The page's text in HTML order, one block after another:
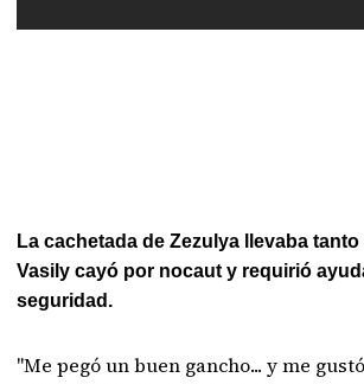
La cachetada de Zezulya llevaba
Vasily cayó por nocaut y requirió
seguridad.
"Me pegó un buen gancho... y me